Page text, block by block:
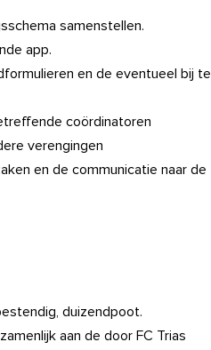
samenstellen.
app.
en de eventueel bij te
coördinatoren
verengingen
en de communicatie naar de
duizendpoot.
aan de door FC Trias